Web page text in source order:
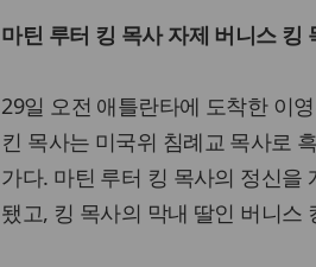
마틴 루터 킹 목사 자제 버니스 킹
29일 오전 애틀란타에 도착한 이
킨 목사는 미국위 침례교 목사로
가다. 마틴 루터 킹 목사의 정신을
됐고, 킹 목사의 막내 딸인 버니스